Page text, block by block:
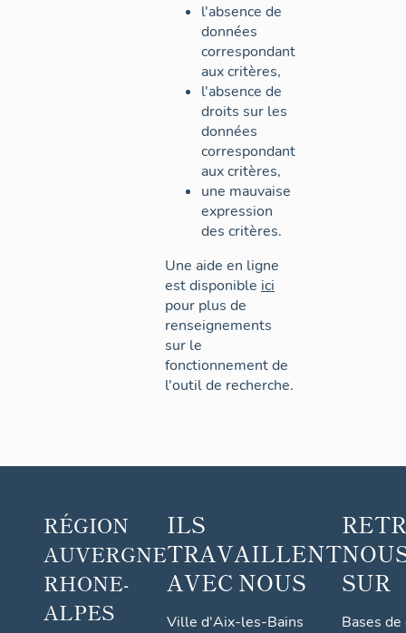
l'absence de
données
correspondant
aux critères,
l'absence de
droits sur les
données
correspondant
aux critères,
une mauvaise
expression
des critères.
Une aide en ligne
est disponible ici
pour plus de
renseignements
sur le
fonctionnement de
l'outil de recherche.
RÉGION
AUVERGNE
RHONE-
ALPES
ILS
TRAVAILLENT
AVEC NOUS
Ville d'Aix-les-Bains
SUR
Bases